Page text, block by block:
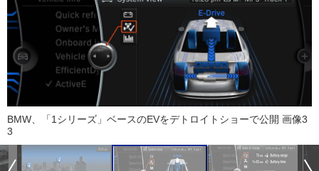
BMW、「1シリーズ」ベースのEVをデトロイトショーで公開 画像3
3